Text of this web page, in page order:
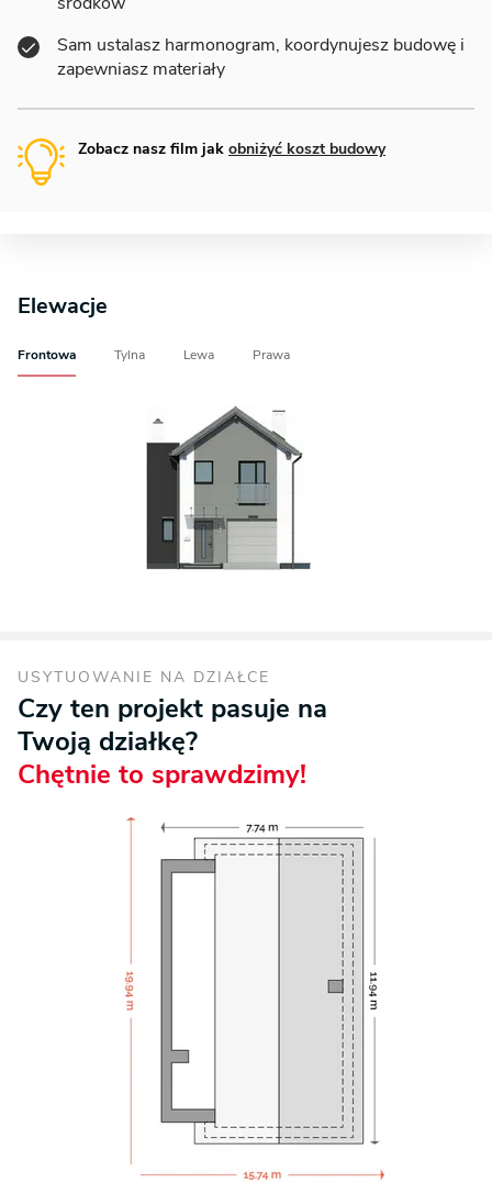
Sam ustalasz harmonogram, koordynujesz budowę i
zapewniasz materiały
Zobacz nasz film jak obniżyć koszt budowy
Elewacje
Frontowa Tylna Lewa Prawa
USYTUOWANIE NA DZIAŁCE
Czy ten projekt pasuje na
Twoją działkę?
Chętnie to sprawdzimy!